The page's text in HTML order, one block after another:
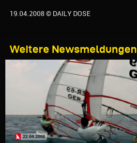
19.04.2008 © DAILY DOSE
Weitere Newsmeldungen
22.04.2008